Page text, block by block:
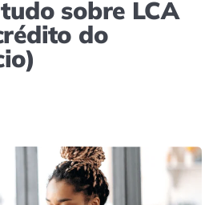
sobre LCA
do